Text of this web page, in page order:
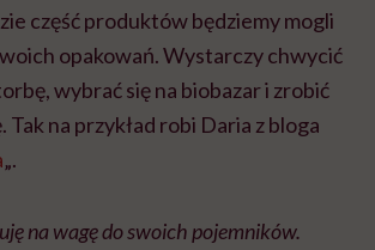
część produktów będziemy mogli
opakowań. Wystarczy chwycić
wybrać się na biobazar i zrobić
Tak na przykład robi Daria z bloga
„.
na wagę do swoich pojemników.